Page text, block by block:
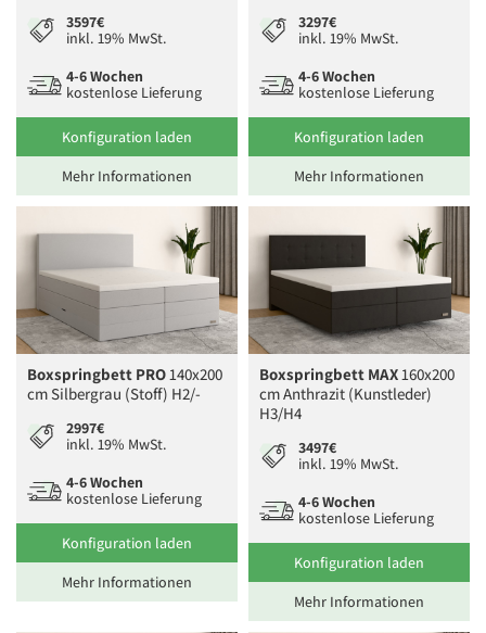
3597€
inkl. 19% MwSt.
4-6 Wochen
kostenlose Lieferung
Konfiguration laden
Mehr Informationen
3297€
inkl. 19% MwSt.
4-6 Wochen
kostenlose Lieferung
Konfiguration laden
Mehr Informationen
Boxspringbett PRO140x200
cm Silbergrau (Stoff) H2/-
2997€
inkl. 19% MwSt.
4-6 Wochen
kostenlose Lieferung
Konfiguration laden
Mehr Informationen
Boxspringbett MAX160x200
cm Anthrazit (Kunstleder)
H3/H4
3497€
inkl. 19% MwSt.
4-6 Wochen
kostenlose Lieferung
Konfiguration laden
Mehr Informationen